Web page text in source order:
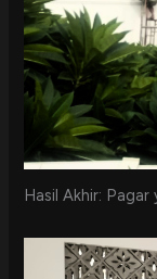
Hasil Akhir: